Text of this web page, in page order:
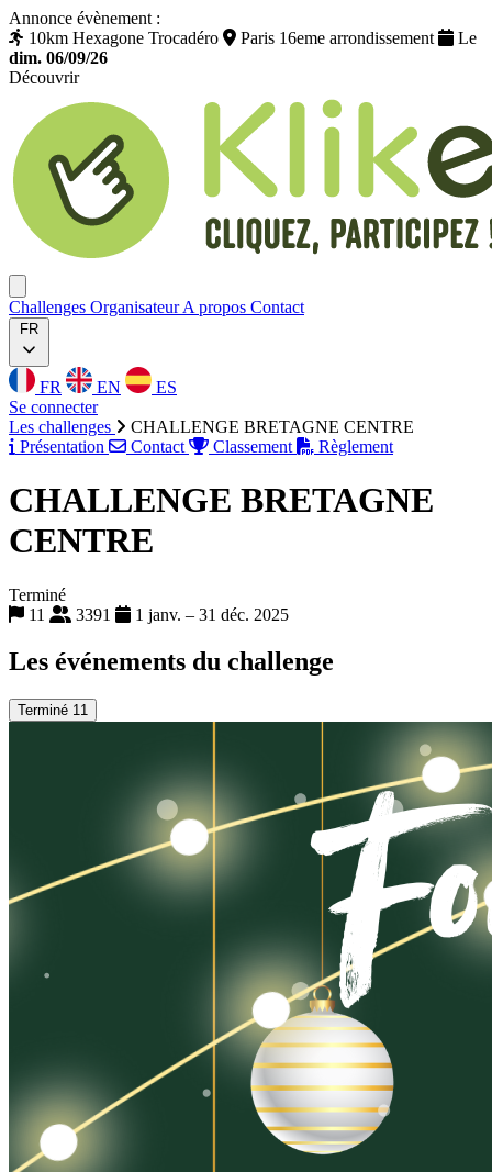
Annonce évènement :
10km Hexagone Trocadéro
Paris 16eme arrondissement
Le
dim. 06/09/26
Découvrir
Challenges OrganisateurA propos Contact
FR
FR EN
ES
Se connecter
Les challenges
CHALLENGE BRETAGNE CENTRE
Présentation
Contact Classement Règlement
CHALLENGE BRETAGNE
CENTRE
Terminé
11
3391 1 janv. – 31 déc. 2025
Les événements du challenge
Terminé 11